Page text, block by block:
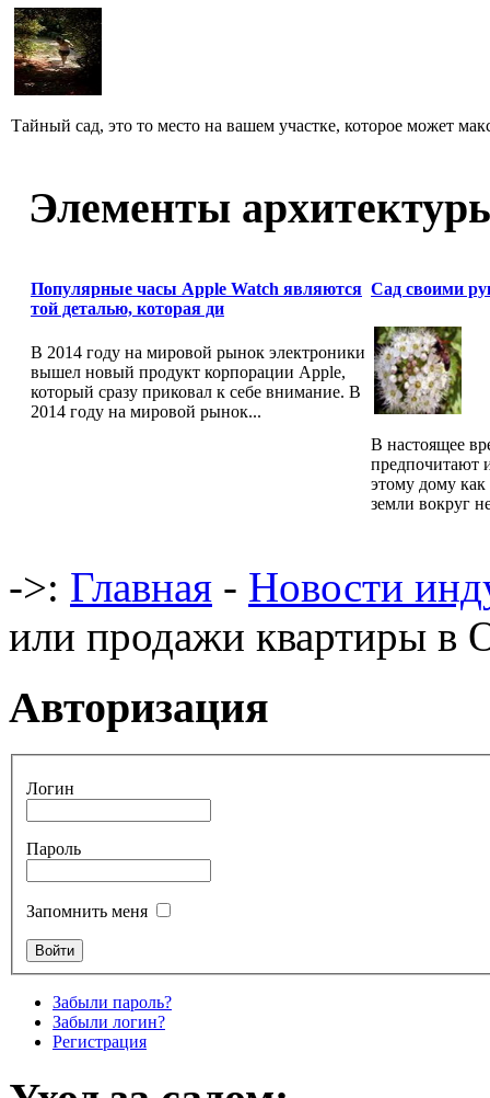
Тайный сад, это то место на вашем участке, которое может
Элементы
Популярные часы Apple Watch являются
той деталью, которая ди
В 2014 году на мировой рынок электроники
вышел новый продукт корпорации Apple,
который сразу приковал к себе внимание. В
2014 году на мировой рынок...
Сад своими
В настоящее
предпочитают
этому дому как
земли вокруг
->: Главная - Новости
или продажи квартиры в
Авторизация
Логин
Пароль
Запомнить меня
Забыли пароль?
Забыли логин?
Регистрация